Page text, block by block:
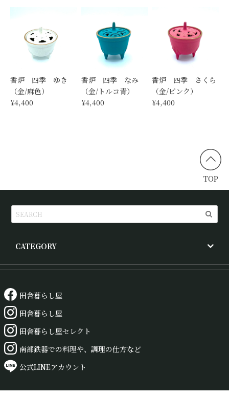
香炉 四季 ゆき
（金/麻色）
¥4,400
香炉 四季 なみ
（金/トルコ青）
¥4,400
香炉 四季 さくら
（金/ピンク）
¥4,400
TOP
CATEGORY
田舎暮らし屋
田舎暮らし屋
田舎暮らし屋セレクト
南部鉄器での料理や、調理の仕方など
公式LINEアカウント